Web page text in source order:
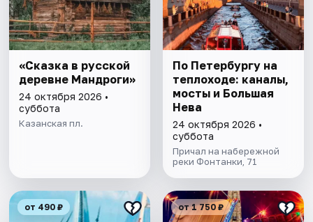
«Сказка в русской
деревне Мандроги»
24 октября 2026 •
суббота
Казанская пл.
По Петербургу на
теплоходе: каналы,
мосты и Большая
Нева
24 октября 2026 •
суббота
Причал на набережной
реки Фонтанки, 71
от 490 ₽ от 1 750 ₽